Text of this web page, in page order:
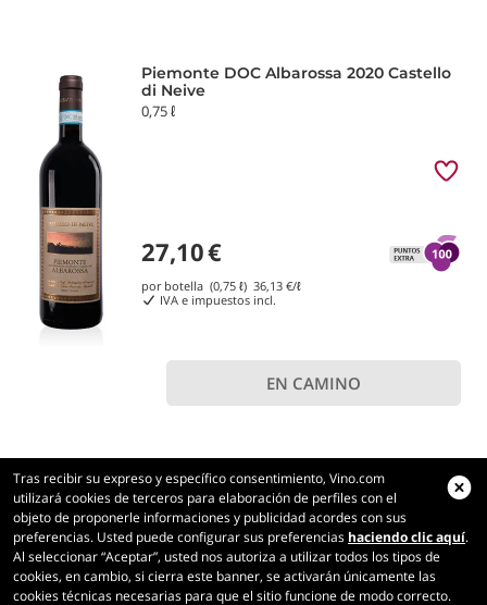
Piemonte DOC Albarossa 2020 Castello
di Neive
0,75 ℓ
27,10€
por botella (0,75 ℓ) 36,13 €/ℓ
IVA e impuestos incl.
EN CAMINO
Tras recibir su expreso y específico consentimiento, Vino.com
utilizará cookies de terceros para elaboración de perfiles con el
objeto de proponerle informaciones y publicidad acordes con sus
preferencias. Usted puede configurar sus preferencias haciendo clic aquí.
Al seleccionar “Aceptar”, usted nos autoriza a utilizar todos los tipos de
cookies, en cambio, si cierra este banner, se activarán únicamente las
cookies técnicas necesarias para que el sitio funcione de modo correcto.
Vino.com
Made with
in Tuscany
Página cargada en 207 ms